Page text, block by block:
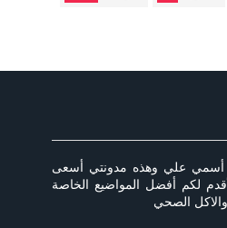
أسمي علي وهذه مدونتي أسعى
لكم أفضل المواضيع الخاصة
والاكل الصحي